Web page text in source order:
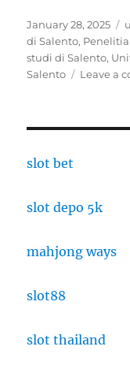
Posted
on
January 28, 2025
di Salento,
studi di Salento,
Salento
Leave a
slot bet
slot depo 5k
mahjong ways
slot88
slot thailand